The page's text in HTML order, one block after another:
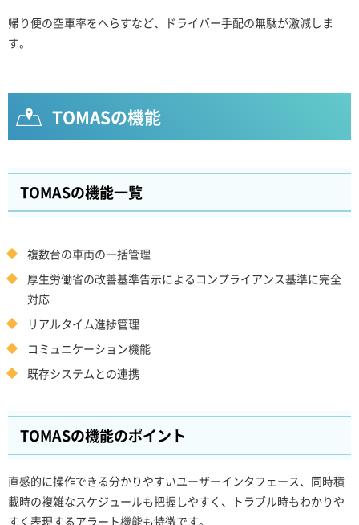
帰り便の空車率をへらすなど、ドライバー手配の無駄が激減しま
す。
TOMASの機能
TOMASの機能一覧
複数台の車両の一括管理
厚生労働省の改善基準告示によるコンプライアンス基準に完全
対応
リアルタイム進捗管理
コミュニケーション機能
既存システムとの連携
TOMASの機能のポイント
直感的に操作できる分かりやすいユーザーインタフェース、同時積
載時の複雑なスケジュールも把握しやすく、トラブル時もわかりや
すく表現するアラート機能も特徴です。